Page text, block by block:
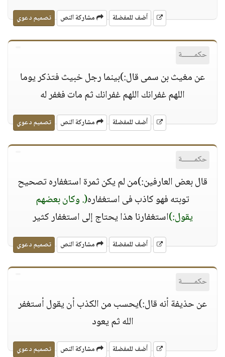
أضف للمفضلة مشاركة النص تصميم دعوي
حكمــــــة
عن مغيث بن سمى قال:)بينما رجل خبيث فتذكر يوما
اللهم غفرانك اللهم غفرانك ثم مات فغفر له
أضف للمفضلة مشاركة النص تصميم دعوي
حكمــــــة
قال بعض العارفين:)من لم يكن ثمرة استغفاره تصحيح
توبته فهو كاذب فى استغفاره(. وكان بعضهم
يقول:)استغفارنا هذا يحتاج إلى استغفار كثير
أضف للمفضلة مشاركة النص تصميم دعوي
حكمــــــة
عن حذيفة أنه قال:)يحسب من الكذب أن يقول أستغفر
الله ثم يعود
أضف للمفضلة مشاركة النص تصميم دعوي